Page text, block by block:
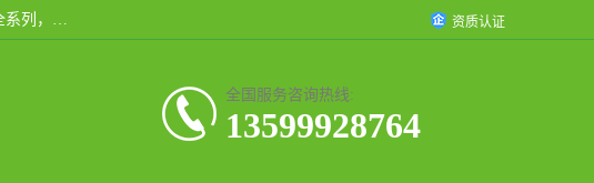
厦门晶鼎自动化科技有限公司是一家具有独立法人资格的高新技术企业；代理销售的产品有台湾威纶触摸屏，魏德米勒全系列，永宏触摸屏,威纶触摸屏,台湾威纶weinview触摸屏,台湾永宏PLC，FATEK,永宏伺服,图儿克总线，施耐德，欧姆龙，西门子，富士变频，K&N蓝系列， BUSSMANN，松下变频器，丹佛斯变频器等。 资质认证
全国服务咨询热线:
13599928764